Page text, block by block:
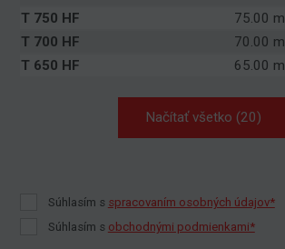
T 750 HF
75.00 m
T 700 HF
70.00 m
T 650 HF
65.00 m
Načítať všetko (20)
Súhlasím s spracovaním osobných údajov*
Súhlasím s obchodnými podmienkami*